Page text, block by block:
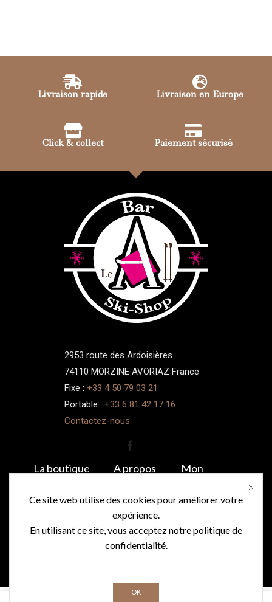
Ce site web utilise des cookies pour améliorer votre
expérience.
En utilisant ce site, vous acceptez notre politique de
confidentialité.
OK
Livraison rapide Livraison en Europe
Click & collect Paiement sécurisé
2953 route des Ardoisières
74110 MORZINE AVORIAZ France
Fixe : +33 4 50 79 03 21
Portable : +33 6 81 42 17 16
Contactez-nous
La boutique
Agathe’s Tea
Cup
A propos
photos
CGV
Mentions
légales
Mon
Commandes
Création de site pour hôtels|Support W
Référencement entreprises